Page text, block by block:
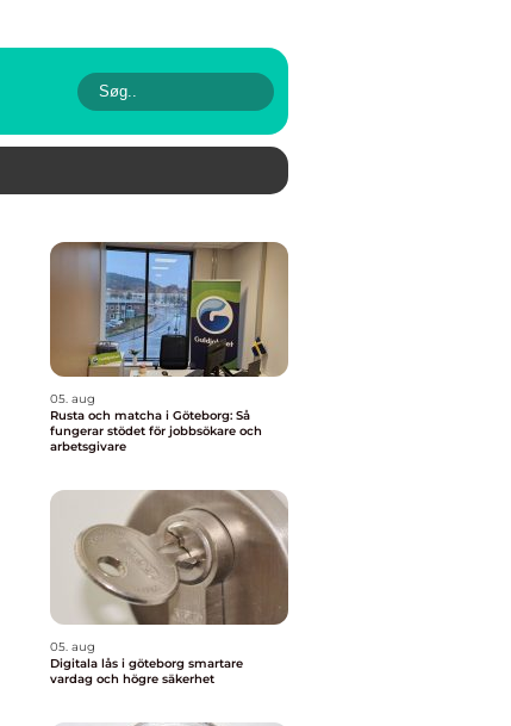
05. aug
Rusta och matcha i Göteborg: Så
fungerar stödet för jobbsökare och
arbetsgivare
05. aug
Digitala lås i göteborg smartare
vardag och högre säkerhet